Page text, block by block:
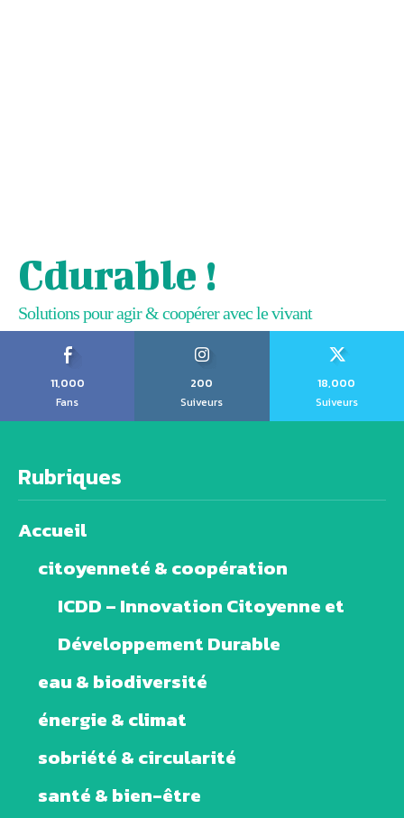
Cdurable !
Solutions pour agir & coopérer avec le vivant
11,000
Fans
200
Suiveurs
18,000
Suiveurs
Rubriques
Accueil
citoyenneté & coopération
ICDD – Innovation Citoyenne et
Développement Durable
eau & biodiversité
énergie & climat
sobriété & circularité
santé & bien-être